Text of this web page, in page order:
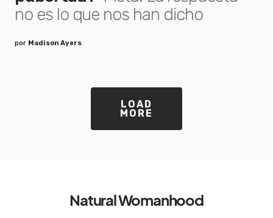
no es lo que nos han dicho
por Madison Ayers
LOAD
MORE
Natural Womanhood